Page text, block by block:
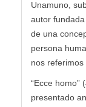
Unamuno,
autor
de una
persona
nos referimos
“Ecce homo”
presentado